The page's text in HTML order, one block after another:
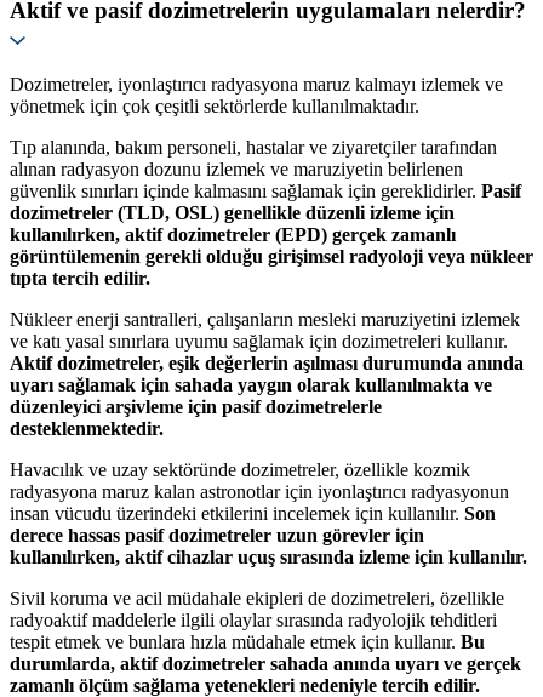
Aktif ve pasif dozimetrelerin uygulamaları nelerdir?
Dozimetreler, iyonlaştırıcı radyasyona maruz kalmayı izlemek ve
yönetmek için çok çeşitli sektörlerde kullanılmaktadır.
Tıp alanında, bakım personeli, hastalar ve ziyaretçiler tarafından
alınan radyasyon dozunu izlemek ve maruziyetin belirlenen
güvenlik sınırları içinde kalmasını sağlamak için gereklidirler. Pasif
dozimetreler (TLD, OSL) genellikle düzenli izleme için
kullanılırken, aktif dozimetreler (EPD) gerçek zamanlı
görüntülemenin gerekli olduğu girişimsel radyoloji veya nükleer
tıpta tercih edilir.
Nükleer enerji santralleri, çalışanların mesleki maruziyetini izlemek
ve katı yasal sınırlara uyumu sağlamak için dozimetreleri kullanır.
Aktif dozimetreler, eşik değerlerin aşılması durumunda anında
uyarı sağlamak için sahada yaygın olarak kullanılmakta ve
düzenleyici arşivleme için pasif dozimetrelerle
desteklenmektedir.
Havacılık ve uzay sektöründe dozimetreler, özellikle kozmik
radyasyona maruz kalan astronotlar için iyonlaştırıcı radyasyonun
insan vücudu üzerindeki etkilerini incelemek için kullanılır. Son
derece hassas pasif dozimetreler uzun görevler için
kullanılırken, aktif cihazlar uçuş sırasında izleme için kullanılır.
Sivil koruma ve acil müdahale ekipleri de dozimetreleri, özellikle
radyoaktif maddelerle ilgili olaylar sırasında radyolojik tehditleri
tespit etmek ve bunlara hızla müdahale etmek için kullanır. Bu
durumlarda, aktif dozimetreler sahada anında uyarı ve gerçek
zamanlı ölçüm sağlama yetenekleri nedeniyle tercih edilir.